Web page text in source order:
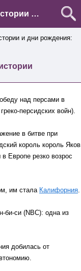
09 сентября - этот день в истории Украины и мира
и дни рождения:
над персами в
персидских войн).
в битве при
король король Яков
Европе резко возрос
им стала Калифорния.
си (NBC): одна из
добилась от